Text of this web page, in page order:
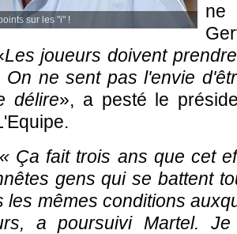
sur les "i" !
ne
Les joueurs doivent
On ne sent pas l'envie
délire», a pesté le
Ça fait trois ans que cet
gens qui se battent
les mêmes conditions
a poursuivi Martel.